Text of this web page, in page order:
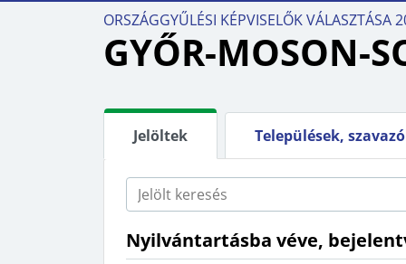
ÁLTALÁNOS INFORMÁCIÓK
Határidők, határnapok
Jogszabályok
5-10-
ORSZÁGGYŰLÉSI KÉPVISELŐK VÁLASZTÁSA
GYŐR-MOSON-
Jelöltek Települések,
Nyilvántartásba véve,